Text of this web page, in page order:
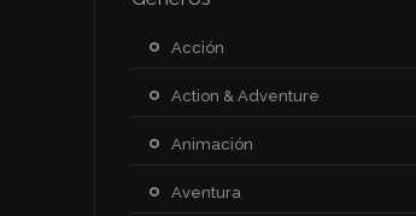
Acción
Action & Adventure
Animación
Aventura